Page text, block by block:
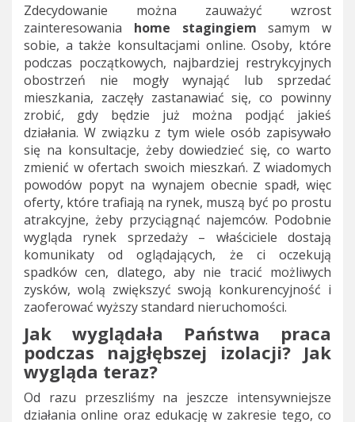
Zdecydowanie można zauważyć wzrost
zainteresowania home stagingiem samym w
sobie, a także konsultacjami online. Osoby, które
podczas początkowych, najbardziej restrykcyjnych
obostrzeń nie mogły wynająć lub sprzedać
mieszkania, zaczęły zastanawiać się, co powinny
zrobić, gdy będzie już można podjąć jakieś
działania. W związku z tym wiele osób zapisywało
się na konsultacje, żeby dowiedzieć się, co warto
zmienić w ofertach swoich mieszkań. Z wiadomych
powodów popyt na wynajem obecnie spadł, więc
oferty, które trafiają na rynek, muszą być po prostu
atrakcyjne, żeby przyciągnąć najemców. Podobnie
wygląda rynek sprzedaży – właściciele dostają
komunikaty od oglądających, że ci oczekują
spadków cen, dlatego, aby nie tracić możliwych
zysków, wolą zwiększyć swoją konkurencyjność i
zaoferować wyższy standard nieruchomości.
Jak wyglądała Państwa praca
podczas najgłębszej izolacji? Jak
wygląda teraz?
Od razu przeszliśmy na jeszcze intensywniejsze
działania online oraz edukację w zakresie tego, co